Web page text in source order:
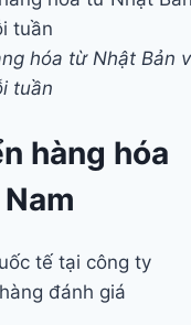
hóa từ Nhật Bản
tuần
hàng hóa
tế tại công ty
đánh giá